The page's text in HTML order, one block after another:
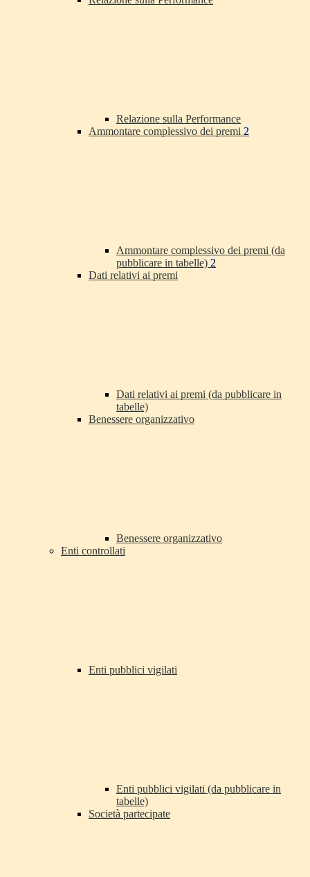
Relazione sulla Performance
Ammontare complessivo dei premi 2
Ammontare complessivo dei premi (da
pubblicare in tabelle) 2
Dati relativi ai premi
Dati relativi ai premi (da pubblicare in
tabelle)
Benessere organizzativo
Benessere organizzativo
Enti controllati
Enti pubblici vigilati
Enti pubblici vigilati (da pubblicare in
tabelle)
Società partecipate